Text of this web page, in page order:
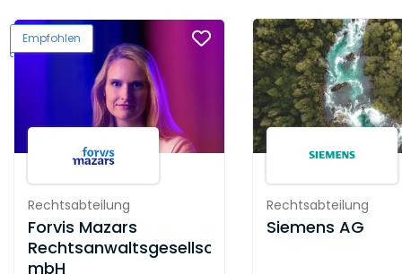
Empfohlen
Rechtsabteilung
Forvis Mazars
Rechtsanwaltsgesellschaft
mbH
Rechtsabteilung
Siemens AG